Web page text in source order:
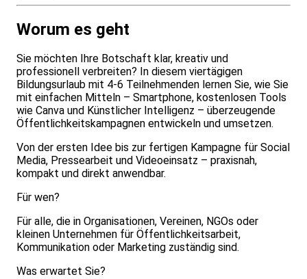
Worum es geht
Sie möchten Ihre Botschaft klar, kreativ und
professionell verbreiten? In diesem viertägigen
Bildungsurlaub mit 4-6 Teilnehmenden lernen Sie, wie Sie
mit einfachen Mitteln – Smartphone, kostenlosen Tools
wie Canva und Künstlicher Intelligenz – überzeugende
Öffentlichkeitskampagnen entwickeln und umsetzen.
Von der ersten Idee bis zur fertigen Kampagne für Social
Media, Pressearbeit und Videoeinsatz – praxisnah,
kompakt und direkt anwendbar.
Für wen?
Für alle, die in Organisationen, Vereinen, NGOs oder
kleinen Unternehmen für Öffentlichkeitsarbeit,
Kommunikation oder Marketing zuständig sind.
Was erwartet Sie?